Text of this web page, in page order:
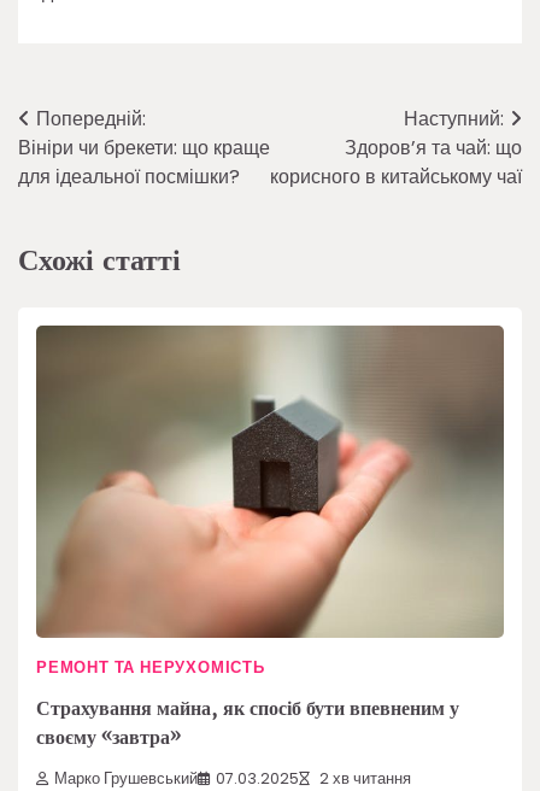
Навігація
записів
Попередній:
Вініри чи брекети: що краще
для ідеальної посмішки?
Наступний:
Здоров’я та чай: що
корисного в китайському чаї
Схожі статті
РЕМОНТ ТА НЕРУХОМІСТЬ
Страхування майна, як спосіб бути впевненим у
своєму «завтра»
Марко Грушевський 07.03.2025 2 хв читання